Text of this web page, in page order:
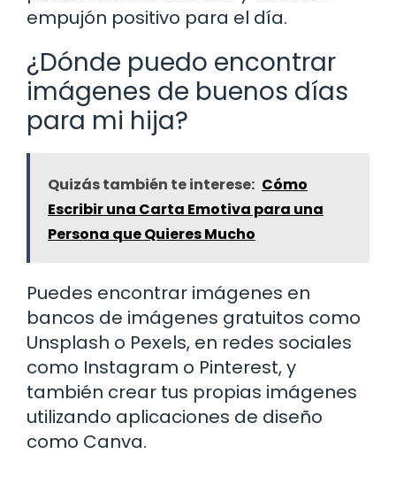
empujón positivo para el día.
¿Dónde puedo encontrar
imágenes de buenos días
para mi hija?
Quizás también te interese: Cómo
Escribir una Carta Emotiva para una
Persona que Quieres Mucho
Puedes encontrar imágenes en
bancos de imágenes gratuitos como
Unsplash o Pexels, en redes sociales
como Instagram o Pinterest, y
también crear tus propias imágenes
utilizando aplicaciones de diseño
como Canva.